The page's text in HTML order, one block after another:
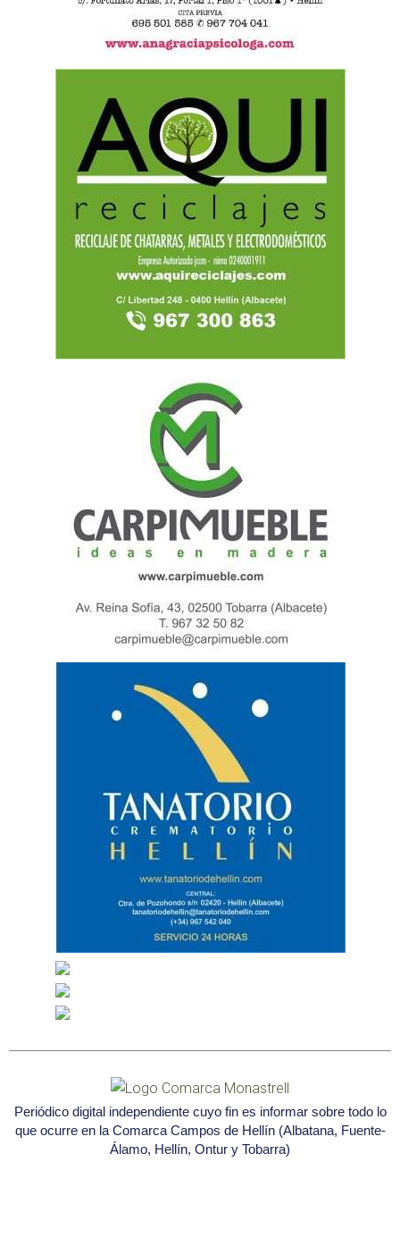
Periódico digital independiente cuyo fin es informar sobre todo lo
que ocurre en la Comarca Campos de Hellín (Albatana, Fuente-
Álamo, Hellín, Ontur y Tobarra)